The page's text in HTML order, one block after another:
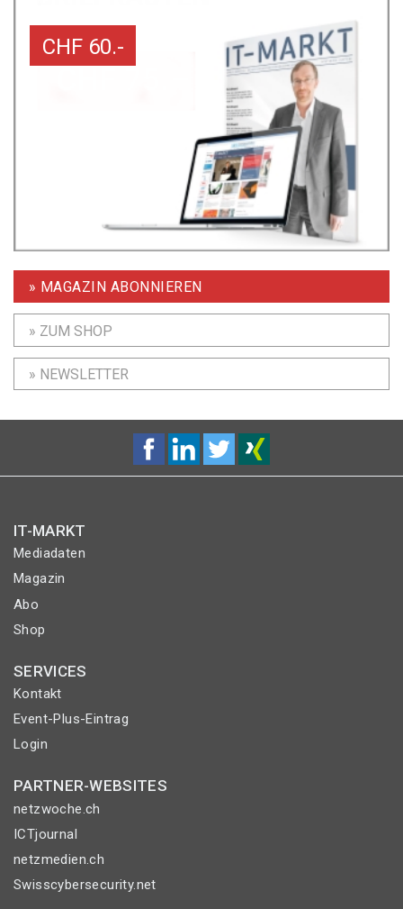
CHF 60.-
» MAGAZIN ABONNIEREN
» ZUM SHOP
» NEWSLETTER
IT-MARKT
Mediadaten
Magazin
Abo
Shop
SERVICES
Kontakt
Event-Plus-Eintrag
Login
PARTNER-WEBSITES
netzwoche.ch
ICTjournal
netzmedien.ch
Swisscybersecurity.net